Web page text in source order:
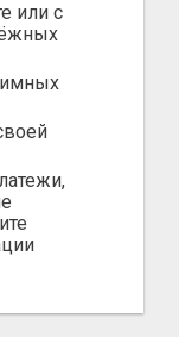
или с